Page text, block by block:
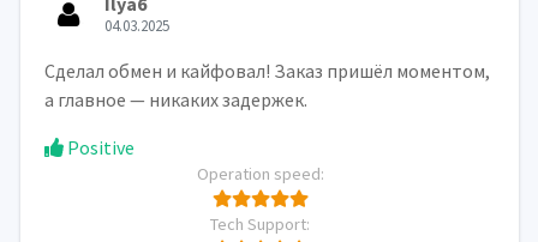
04.03.2025
Сделал обмен и кайфовал! Заказ пришёл моментом,
а главное — никаких задержек.
Positive
Operation speed:
Tech Support: